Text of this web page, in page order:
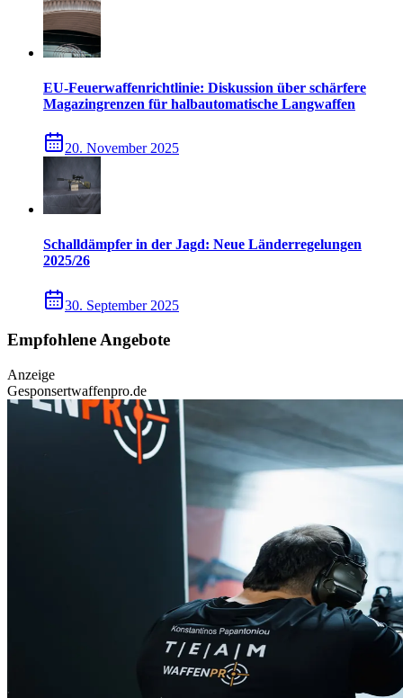
EU-Feuerwaffenrichtlinie: Diskussion über schärfere
Magazingrenzen für halbautomatische Langwaffen
20. November 2025
Schalldämpfer in der Jagd: Neue Länderregelungen
2025/26
30. September 2025
Empfohlene Angebote
Anzeige
Gesponsertwaffenpro.de